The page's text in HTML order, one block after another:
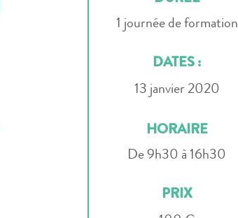
1 journée de formation
DATES :
13 janvier 2020
HORAIRE
De 9h30 à 16h30
PRIX